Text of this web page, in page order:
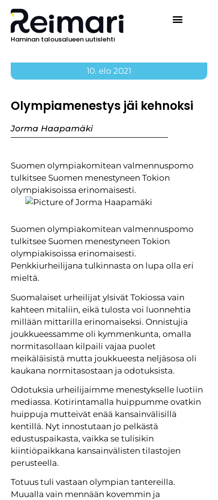
Haminan talousalueen uutislehti
10. elo 2021
Olympiamenestys jäi kehnoksi
Jorma Haapamäki
Suomen olympiakomitean valmennuspomo
tulkitsee Suomen menestyneen Tokion
olympiakisoissa erinomaisesti.
Suomen olympiakomitean valmennuspomo
tulkitsee Suomen menestyneen Tokion
olympiakisoissa erinomaisesti.
Penkkiurheilijana tulkinnasta on lupa olla eri
mieltä.
Suomalaiset urheilijat ylsivät Tokiossa vain
kahteen mitaliin, eikä tulosta voi luonnehtia
millään mittarilla erinomaiseksi. Onnistujia
joukkueessamme oli kymmenkunta, omalla
normitasollaan kilpaili vajaa puolet
meikäläisistä mutta joukkueesta neljäsosa oli
kaukana normitasostaan ja odotuksista.
Odotuksia urheilijaimme menestykselle luotiin
mediassa. Kotirintamalla huippumme ovatkin
huippuja mutteivät enää kansainvälisillä
kentillä. Nyt innostutaan jo pelkästä
edustuspaikasta, vaikka se tulisikin
kiintiöpaikkana kansainvälisten tilastojen
perusteella.
Totuus tuli vastaan olympian tantereilla.
Muualla vain mennään kovemmin ja